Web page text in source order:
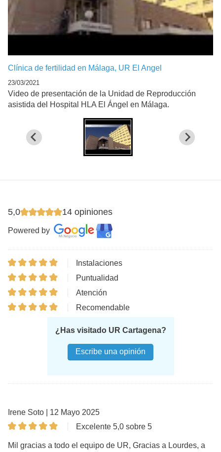
Clínica de fertilidad en Málaga, UR El Angel
23/03/2021
Video de presentación de la Unidad de Reproducción
asistida del Hospital HLA El Ángel en Málaga.
5,0 14 opiniones
Powered by
Instalaciones
Puntualidad
Atención
Recomendable
¿Has visitado UR Cartagena?
Escribe una opinión
Irene Soto | 12 Mayo 2025
Excelente 5,0 sobre 5
Mil gracias a todo el equipo de UR, Gracias a Lourdes, a